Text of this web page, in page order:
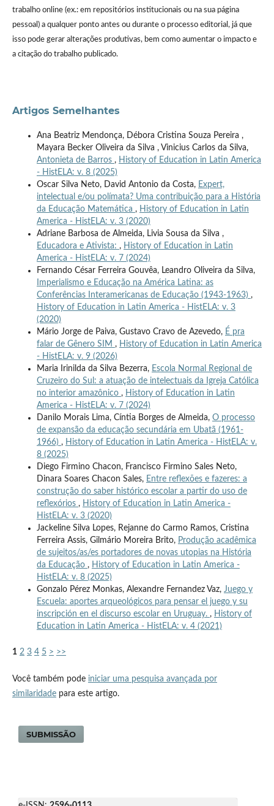
trabalho online (ex.: em repositórios institucionais ou na sua página
pessoal) a qualquer ponto antes ou durante o processo editorial, já que
isso pode gerar alterações produtivas, bem como aumentar o impacto e
a citação do trabalho publicado.
Artigos Semelhantes
Ana Beatriz Mendonça, Débora Cristina Souza Pereira ,
Mayara Becker Oliveira da Silva , Vinicius Carlos da Silva,
Antonieta de Barros , History of Education in Latin America
- HistELA: v. 8 (2025)
Oscar Silva Neto, David Antonio da Costa, Expert,
intelectual e/ou polímata? Uma contribuição para a História
da Educação Matemática , History of Education in Latin
America - HistELA: v. 3 (2020)
Adriane Barbosa de Almeida, Livia Sousa da Silva ,
Educadora e Ativista: , History of Education in Latin
America - HistELA: v. 7 (2024)
Fernando César Ferreira Gouvêa, Leandro Oliveira da Silva,
Imperialismo e Educação na América Latina: as
Conferências Interamericanas de Educação (1943-1963) ,
History of Education in Latin America - HistELA: v. 3
(2020)
Mário Jorge de Paiva, Gustavo Cravo de Azevedo, É pra
falar de Gênero SIM , History of Education in Latin America
- HistELA: v. 9 (2026)
Maria Irinilda da Silva Bezerra, Escola Normal Regional de
Cruzeiro do Sul: a atuação de intelectuais da Igreja Católica
no interior amazônico , History of Education in Latin
America - HistELA: v. 7 (2024)
Danilo Morais Lima, Cíntia Borges de Almeida, O processo
de expansão da educação secundária em Ubatã (1961-
1966) , History of Education in Latin America - HistELA: v.
8 (2025)
Diego Firmino Chacon, Francisco Firmino Sales Neto,
Dinara Soares Chacon Sales, Entre reflexões e fazeres: a
construção do saber histórico escolar a partir do uso de
reflexórios , History of Education in Latin America -
HistELA: v. 3 (2020)
Jackeline Silva Lopes, Rejanne do Carmo Ramos, Cristina
Ferreira Assis, Gilmário Moreira Brito, Produção acadêmica
de sujeitos/as/es portadores de novas utopias na História
da Educação , History of Education in Latin America -
HistELA: v. 8 (2025)
Gonzalo Pérez Monkas, Alexandre Fernandez Vaz, Juego y
Escuela: aportes arqueológicos para pensar el juego y su
inscripción en el discurso escolar en Uruguay. , History of
Education in Latin America - HistELA: v. 4 (2021)
1 2 3 4 5 > >>
Você também pode iniciar uma pesquisa avançada por
similaridadepara este artigo.
SUBMISSÃO